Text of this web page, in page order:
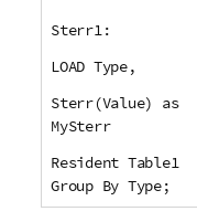
Sterr1:
LOAD Type,
Sterr(Value) as
MySterr
Resident Table1
Group By Type;